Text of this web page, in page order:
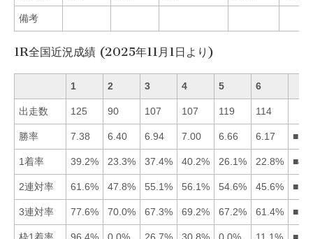
備考
1R全国近況成績 (2025年11月1日より)
1 2 3 4 5 6
出走数 125 90 107 107 119 114
勝率 7.38 6.40 6.94 7.00 6.66 6.17
1着率 39.2% 23.3% 37.4% 40.2% 26.1% 22.8%
2連対率 61.6% 47.8% 55.1% 56.1% 54.6% 45.6%
3連対率 77.6% 70.0% 67.3% 69.2% 67.2% 61.4%